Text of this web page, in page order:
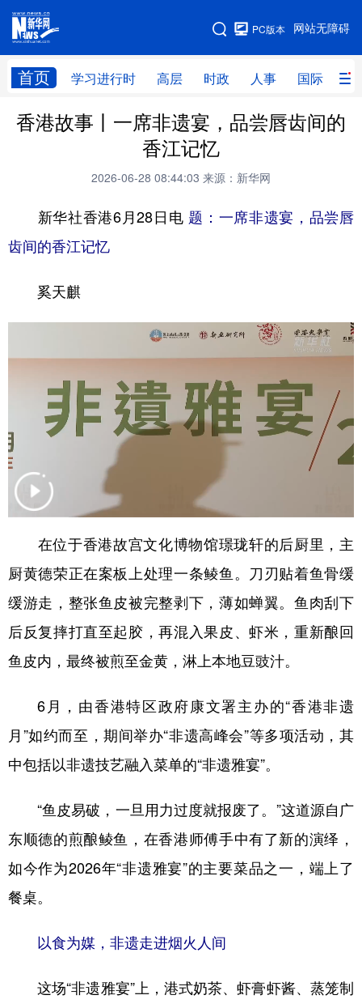
网站无障碍
PC版本
首页 学习进行时 高层 时政 人事 国际 财
网站地图
学习进行时 高层 时政 人事
财经 网评
科技 科创 量子 体育
文化
访谈
法律 中央文件 金融 汽车
食品 人居 信息化 数字经济
学术中国 乡村振兴 银龄 溯源中国
城市 旅游 能源 会展
悦读
公益 一带一路
北京 天津 河北 山西
辽宁 吉林 上海
山东 河南 湖北 湖南
广东 广西 海南
陕西 青海 宁夏
新疆 内蒙古 黑龙江
Русский язык 日本語 한국어
香港故事丨一席非遗宴，品尝唇齿间的
香江记忆
2026-06-28 08:44:03 来源：新华网
新华社香港6月28日电 题：一席非遗宴，品尝唇
齿间的香江记忆
奚天麒
在位于香港故宫文化博物馆璟珑轩的后厨里，主
厨黄德荣正在案板上处理一条鲮鱼。刀刃贴着鱼骨缓
缓游走，整张鱼皮被完整剥下，薄如蝉翼。鱼肉刮下
后反复摔打直至起胶，再混入果皮、虾米，重新酿回
鱼皮内，最终被煎至金黄，淋上本地豆豉汁。
6月，由香港特区政府康文署主办的“香港非遗
月”如约而至，期间举办“非遗高峰会”等多项活动，其
中包括以非遗技艺融入菜单的“非遗雅宴”。
“鱼皮易破，一旦用力过度就报废了。”这道源自广
东顺德的煎酿鲮鱼，在香港师傅手中有了新的演绎，
如今作为2026年“非遗雅宴”的主要菜品之一，端上了
餐桌。
以食为媒，非遗走进烟火人间
这场“非遗雅宴”上，港式奶茶、虾膏虾酱、蒸笼制